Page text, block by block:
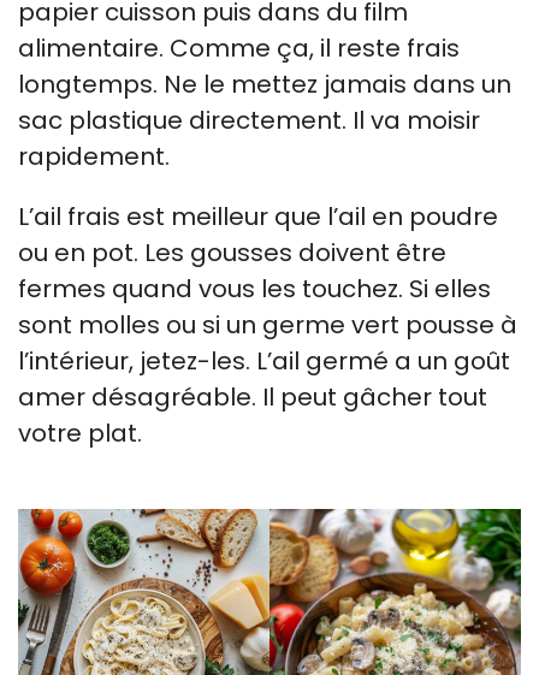
papier cuisson puis dans du film
alimentaire. Comme ça, il reste frais
longtemps. Ne le mettez jamais dans un
sac plastique directement. Il va moisir
rapidement.
L’ail frais est meilleur que l’ail en poudre
ou en pot. Les gousses doivent être
fermes quand vous les touchez. Si elles
sont molles ou si un germe vert pousse à
l’intérieur, jetez-les. L’ail germé a un goût
amer désagréable. Il peut gâcher tout
votre plat.